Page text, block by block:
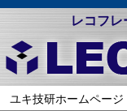
レコフ
ユキ技研ホームページ